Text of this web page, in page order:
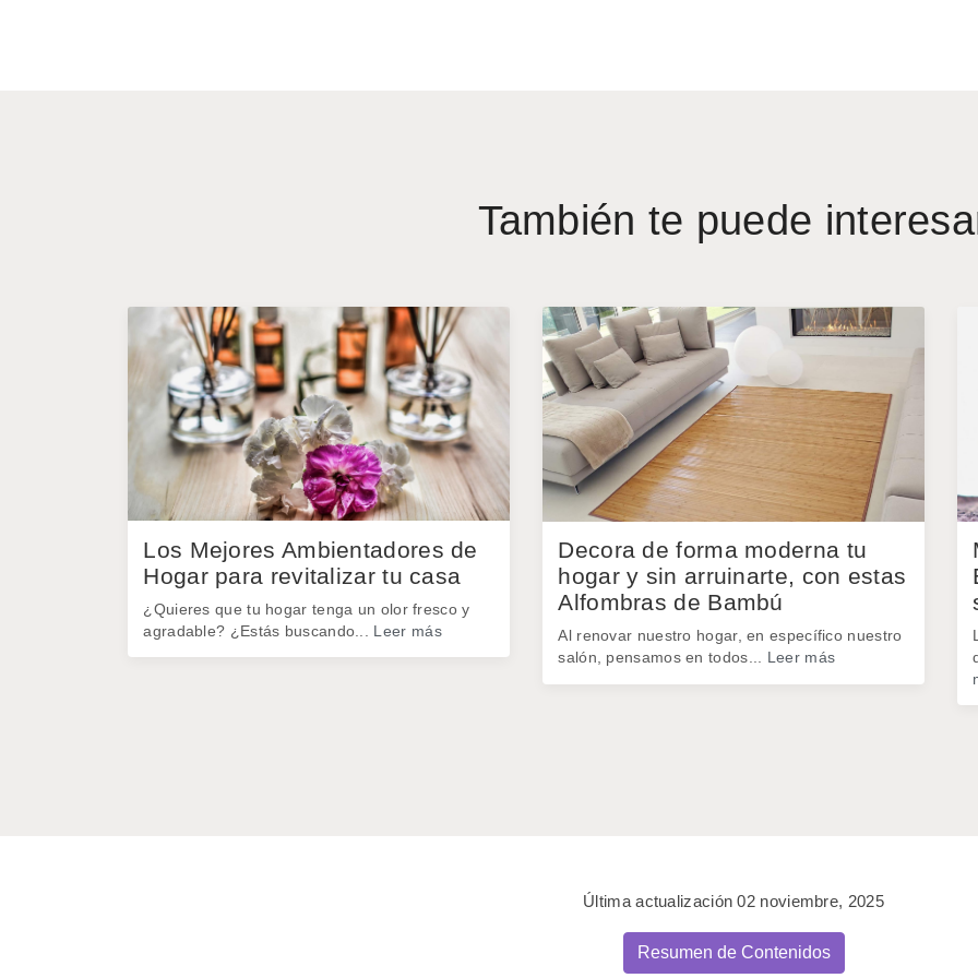
También te puede
Los Mejores Ambientadores de
Hogar para revitalizar tu casa
¿Quieres que tu hogar tenga un olor fresco y
agradable? ¿Estás buscando... Leer más
Decora de forma moderna tu
hogar y sin arruinarte, con estas
Alfombras de Bambú
Al renovar nuestro hogar, en específico nuestro
salón, pensamos en todos... Leer más
Última actualización 02 noviembre, 2025
Resumen de Contenidos